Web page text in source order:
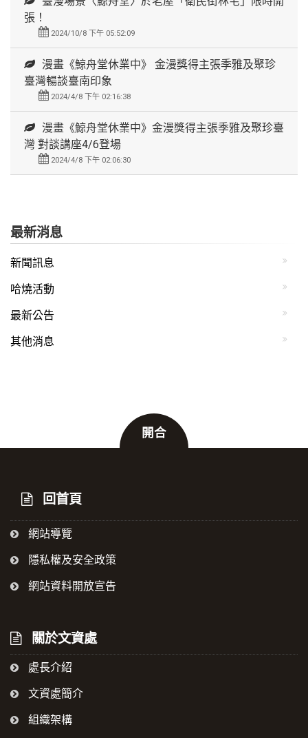
張！
2024/10/8 下午 05:52:09
漫畫《鯨舟堂休業中》 金漫獎得主張季雅及聚珍
臺灣暢談臺南印象
2024/4/8 下午 02:16:38
漫畫《鯨舟堂休業中》金漫獎得主張季雅及聚珍臺
灣 對談講座4/6登場
2024/4/8 下午 02:06:30
最新消息
新聞訊息
哈燒活動
最新公告
其他消息
開合
回首頁
網站導覽
隱私權及安全政策
網站資料開放宣告
關於文資處
處長介紹
文資處簡介
組織架構